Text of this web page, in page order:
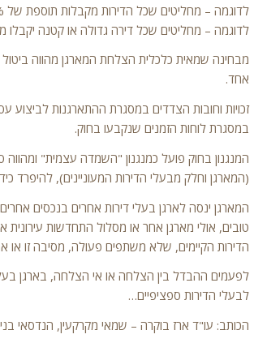
לדוגמה – מחליטים שכל דירה גדולה או קטנה
מבחינה שמאית כלכלית הצלחת המארגן מהווה
אחד.
זכויות וחובות הצדדים במסגרת ההתארגנות
במסגרת לוחות הזמנים שנקבעו בחוק.
המנגנון בחוק פועל כמנגנון "השמדה עצמית"
(המארגן וחלק מבעלי הדירות המעוניינים), להיפרד
המארגן ינסה לארגן בעלי דירות אחרים בנכסים
הדירות הקיימים, שלא משתפים פעולה, מסיבה זו או
לפעמים ההבדל בין הצלחה או אי הצלחה, בארגן
לבעלי הדירות ספציפיים…
הכותב: עו"ד ארז בוקרה – שמאי מקרקעין, הנדסאי